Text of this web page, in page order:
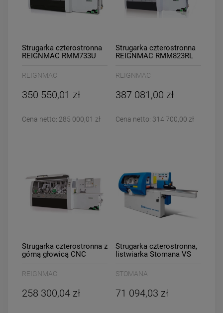
Strugarka czterostronna
REIGNMAC RMM733U
REIGNMAC
350 550,01 zł
Cena netto: 285 000,01 zł
Strugarka czterostronna
REIGNMAC RMM823RL
REIGNMAC
387 081,00 zł
Cena netto: 314 700,00 zł
Strugarka czterostronna z
górną głowicą CNC
REIGNMAC
258 300,04 zł
Strugarka czterostronna,
listwiarka Stomana VS
STOMANA
71 094,03 zł